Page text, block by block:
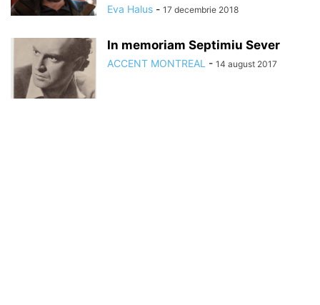
Eva Halus - 17 decembrie 2018
In memoriam Septimiu Sever
ACCENT MONTREAL - 14 august 2017